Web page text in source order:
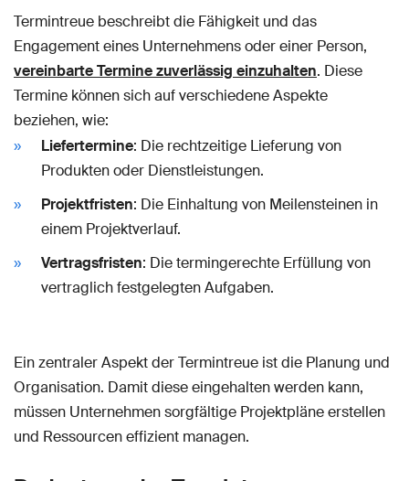
Termintreue beschreibt die Fähigkeit und das
Engagement eines Unternehmens oder einer Person,
vereinbarte Termine zuverlässig einzuhalten. Diese
Termine können sich auf verschiedene Aspekte
beziehen, wie:
Liefertermine: Die rechtzeitige Lieferung von
Produkten oder Dienstleistungen.
Projektfristen: Die Einhaltung von Meilensteinen in
einem Projektverlauf.
Vertragsfristen: Die termingerechte Erfüllung von
vertraglich festgelegten Aufgaben.
Ein zentraler Aspekt der Termintreue ist die Planung und
Organisation. Damit diese eingehalten werden kann,
müssen Unternehmen sorgfältige Projektpläne erstellen
und Ressourcen effizient managen.